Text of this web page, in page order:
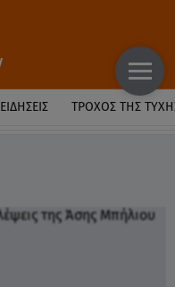
ΕΙΔΉΣΕΙΣ ΤΡΟΧΌΣ ΤΗΣ